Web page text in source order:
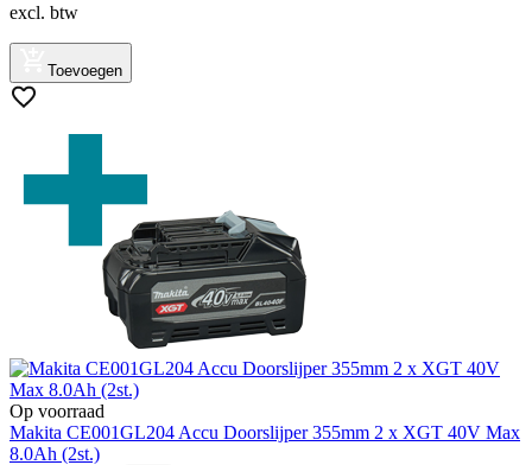
excl. btw
Toevoegen
Op voorraad
Makita CE001GL204 Accu Doorslijper 355mm 2 x XGT 40V Max
8.0Ah (2st.)